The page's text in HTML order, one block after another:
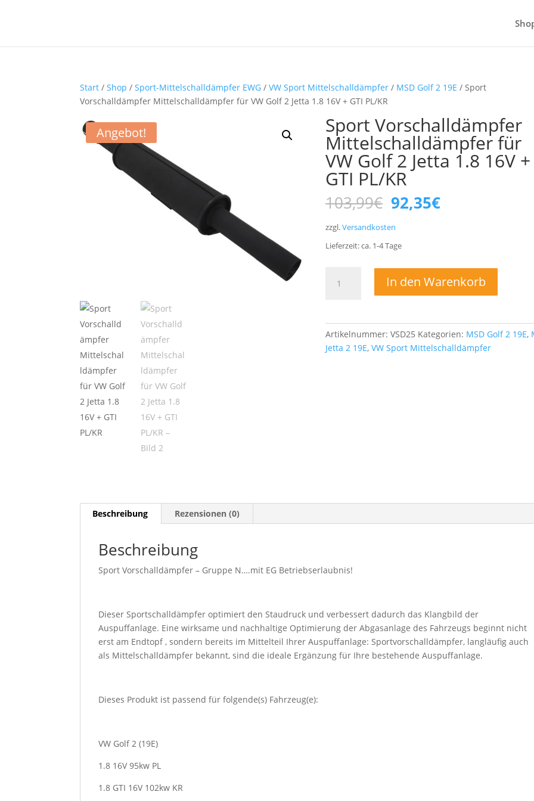
Start /Shop /Sport-Mittelschalldämpfer EWG /VW Sport Mittelschalldämpfer / MSD Golf 2 19E / Sport
Vorschalldämpfer Mittelschalldämpfer für VW Golf 2 Jetta 1.8 16V + GTI PL/KR
Angebot! Sport Vorschalldämpfer
Mittelschalldämpfer für
VW Golf 2 Jetta 1.8 16V +
GTI PL/KR
103,99€ Ursprünglicher
Preis
war:
103,99€
92,35€Aktueller
zzgl.Versandkosten
Lieferzeit:ca. 1-4Tage
Vorschalldämpfer
2
In den Warenkorb
Artikelnummer:VSD25 Kategorien: MSD Golf 2 19E,
Jetta 2 19E,VW Sport Mittelschalldämpfer
Beschreibung Rezensionen (0)
Beschreibung
Sport Vorschalldämpfer – Gruppe N….mit EG Betriebserlaubnis!
Dieser Sportschalldämpfer optimiert den Staudruck und verbessert dadurch das Klangbild der
Auspuffanlage. Eine wirksame und nachhaltige Optimierung der Abgasanlage des Fahrzeugs beginnt nicht
erst am Endtopf , sondern bereits im Mittelteil Ihrer Auspuffanlage: Sportvorschalldämpfer, langläufig auch
als Mittelschalldämpfer bekannt, sind die ideale Ergänzung für Ihre bestehende Auspuffanlage.
Dieses Produkt ist passend für folgende(s) Fahrzeug(e):
VW Golf 2 (19E)
1.8 16V 95kw PL
1.8 GTI 16V 102kw KR